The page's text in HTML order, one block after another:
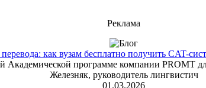
Реклама
как вузам бесплатно получить CAT-
Академической программе компании PROMT
Железняк, руководитель лингвистич
01.03.2026